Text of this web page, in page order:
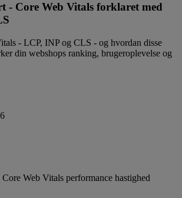
- Core Web Vitals forklaret med
- LCP, INP og CLS - og hvordan disse
din webshops ranking, brugeroplevelse og
Core Web Vitals performance hastighed